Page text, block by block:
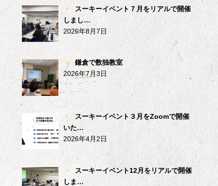
スーキーイベント７月をリアルで開催
しまし…
2026年8月7日
鎌倉で数独教室
2026年7月3日
スーキーイベント３月をZoomで開催
いた…
2026年4月2日
スーキーイベント12月をリアルで開催
しま…